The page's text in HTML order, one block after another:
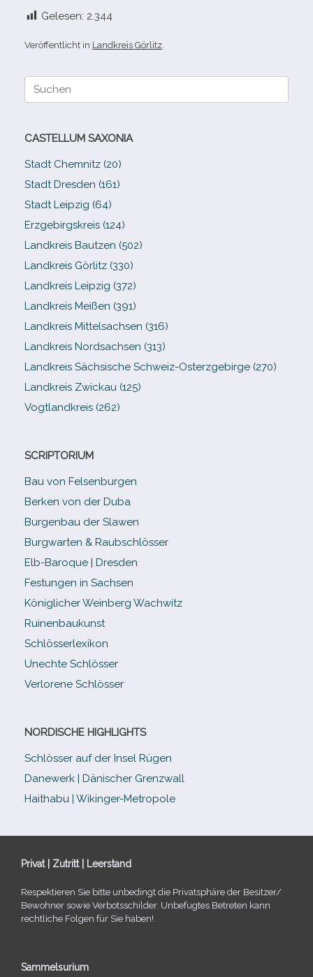
Gelesen: 2.344
Veröffentlicht in Landkreis Görlitz
Suche
CASTELLUM SAXONIA
Stadt Chemnitz (20)
Stadt Dresden (161)
Stadt Leipzig (64)
Erzgebirgskreis (124)
Landkreis Bautzen (502)
Landkreis Görlitz (330)
Landkreis Leipzig (372)
Landkreis Meißen (391)
Landkreis Mittelsachsen (316)
Landkreis Nordsachsen (313)
Landkreis Sächsische Schweiz-​Osterzgebirge (270)
Landkreis Zwickau (125)
Vogtlandkreis (262)
SCRIPTORIUM
Bau von Felsenburgen
Berken von der Duba
Burgenbau der Slawen
Burgwarten & Raubschlösser
Elb-​Baroque | Dresden
Festungen in Sachsen
Königlicher Weinberg Wachwitz
Ruinenbaukunst
Schlösserlexikon
Unechte Schlösser
Verlorene Schlösser
NORDISCHE HIGHLIGHTS
Schlösser auf der Insel Rügen
Danewerk | Dänischer Grenzwall
Haithabu | Wikinger-Metropole
Privat | Zutritt | Leerstand
Respektieren Sie bitte unbe­dingt die Privatsphäre der Besitzer/​
Bewohner sowie Verbotsschilder. Unbefugtes Betreten kann
recht­li­che Folgen für Sie haben!
Sammelsurium